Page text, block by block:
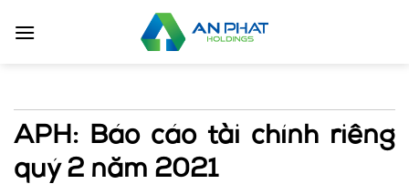
qua
APH: Báo cáo tài chính riêng
quý 2 năm 2021